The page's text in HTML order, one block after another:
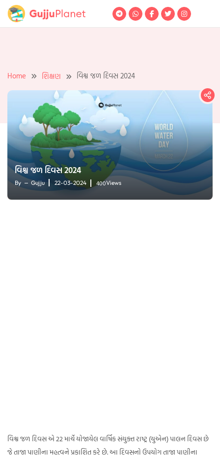
Skip
Home શિક્ષણ વિશ્વ જળ દિવસ 2024
વિશ્વ જળ દિવસ 2024
By Gujju 22-03-2024 400Views
વિશ્વ જળ દિવસ એ 22 માર્ચે યોજાયેલ વાર્ષિક સંયુક્ત રાષ્ટ્ર (યુએન) પાલન દિવસ છે
જે તાજા પાણીના મહત્વને પ્રકાશિત કરે છે. આ દિવસનો ઉપયોગ તાજા પાણીના